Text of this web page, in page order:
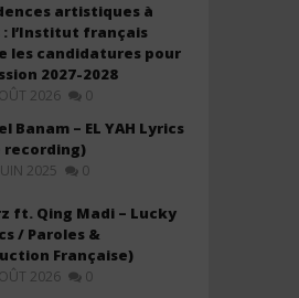
l'avenir
réussi à
Olivier Cheuwa ft. Claudy
2026
Stone
artistiques à
: l’Institut français
les candidatures pour
2027-2028
2026 0
Banam – EL YAH Lyrics
recording)
2025 0
ft. Qing Madi – Lucky
/ Paroles &
Française)
2026 0